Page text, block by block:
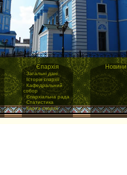
Єпархія
·Загальні дані
·Історія єпархії
·Кафедральний
собор
·Єпархіальна рада
·Статистика
·Карта єпархії
Новини